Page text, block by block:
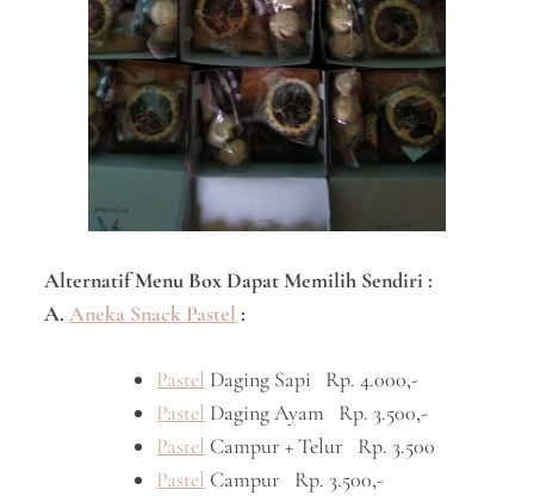
Alternatif Menu Box Dapat Memilih Sendiri :
A.Aneka Snack Pastel :
Pastel Daging Sapi Rp. 4.000,-
Pastel Daging Ayam Rp. 3.500,-
Pastel Campur + Telur Rp. 3.500
Pastel Campur Rp. 3.500,-